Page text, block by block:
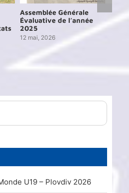
Assemblée Générale
Évaluative de l’année
2025
12 mai, 2026
U19 – Plovdiv 2026